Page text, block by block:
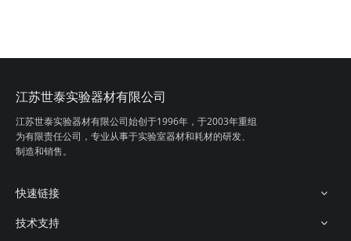
玻璃巴氏吸管
江苏世泰实验器材有限公司
江苏世泰实验器材有限公司始创于1996年， 于2003年重组
为有限责任公司，专业从事于实验室器材和耗材的研发、
制造和销售。
快速链接
技术支持